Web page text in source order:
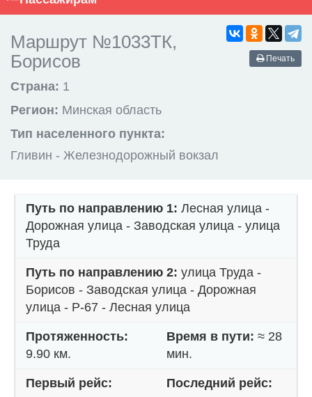
Печать
Маршрут №1033ТК,
Борисов
Страна: 1
Регион: Минская область
Тип населенного пункта:
Гливин - Железнодорожный вокзал
Путь по направлению 1: Лесная улица -
Дорожная улица - Заводская улица - улица
Труда
Путь по направлению 2: улица Труда -
Борисов - Заводская улица - Дорожная
улица - Р-67 - Лесная улица
Протяженность:
9.90 км.
Время в пути: ≈ 28
мин.
Первый рейс: Последний рейс: